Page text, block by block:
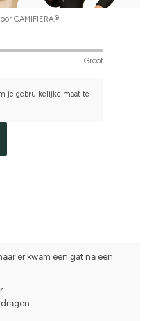
GAMIFIERA.®
Groot
je gebruikelijke maat te
er kwam een gat na een